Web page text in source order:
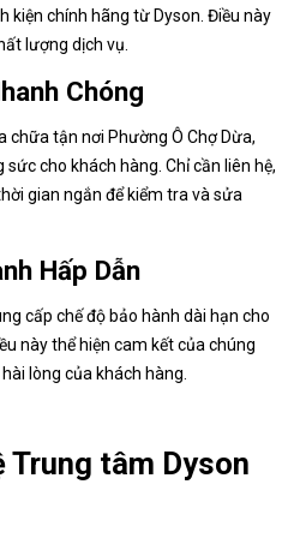
kiện chính hãng từ Dyson. Điều này
lượng dịch vụ.
Chóng
chữa tận nơi Phường Ô Chợ Dừa,
cho khách hàng. Chỉ cần liên hệ,
gian ngắn để kiểm tra và sửa
Hấp Dẫn
cấp chế độ bảo hành dài hạn cho
này thể hiện cam kết của chúng
lòng của khách hàng.
tâm Dyson